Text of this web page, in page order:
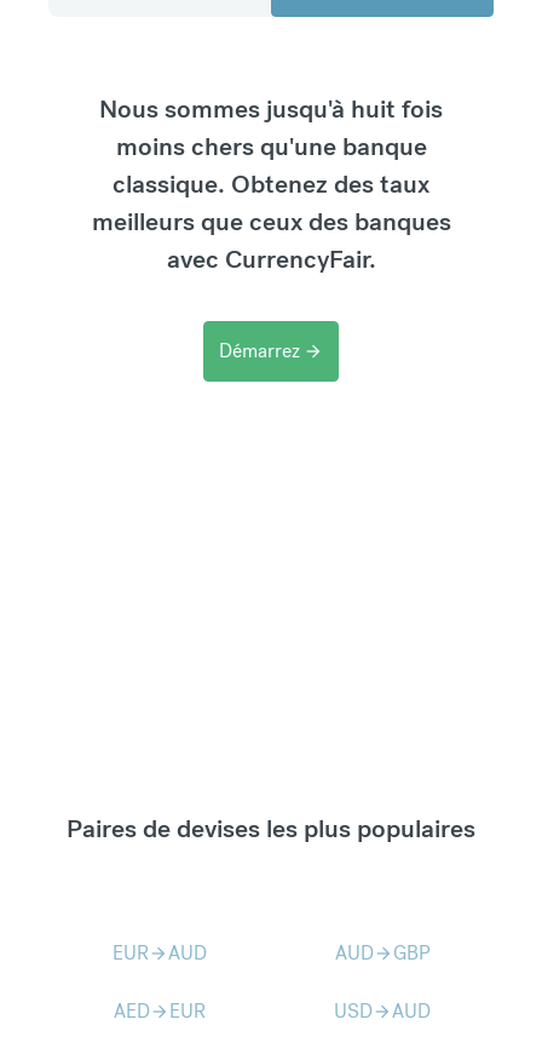
Nous sommes jusqu'à huit fois
moins chers qu'une banque
classique. Obtenez des taux
meilleurs que ceux des banques
avec CurrencyFair.
Démarrez arrow_forward
Paires de devises les plus populaires
EURarrow_forwardAUD AUDarrow_forward GBP
AEDarrow_forward EUR USDarrow_forwardAUD